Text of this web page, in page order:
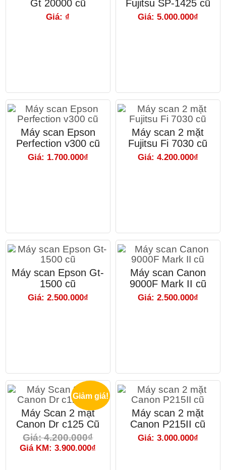
Gt 20000 cũ
Giá: ₫
Fujitsu SP-1425 cũ
Giá: 5.000.000₫
Máy scan Epson
Perfection v300 cũ
Giá: 1.700.000₫
Máy scan 2 mặt
Fujitsu Fi 7030 cũ
Giá: 4.200.000₫
Máy scan Epson Gt-
1500 cũ
Giá: 2.500.000₫
Máy scan Canon
9000F Mark II cũ
Giá: 2.500.000₫
Giảm giá!
Máy Scan 2 mặt
Canon Dr c125 Cũ
Giá: 4.200.000₫
Giá KM: 3.900.000₫
Máy scan 2 mặt
Canon P215II cũ
Giá: 3.000.000₫